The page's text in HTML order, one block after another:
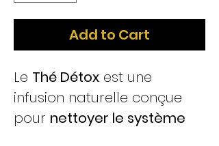
Add to Cart
Le Thé Détox est une
infusion naturelle conçue
pour nettoyer le système